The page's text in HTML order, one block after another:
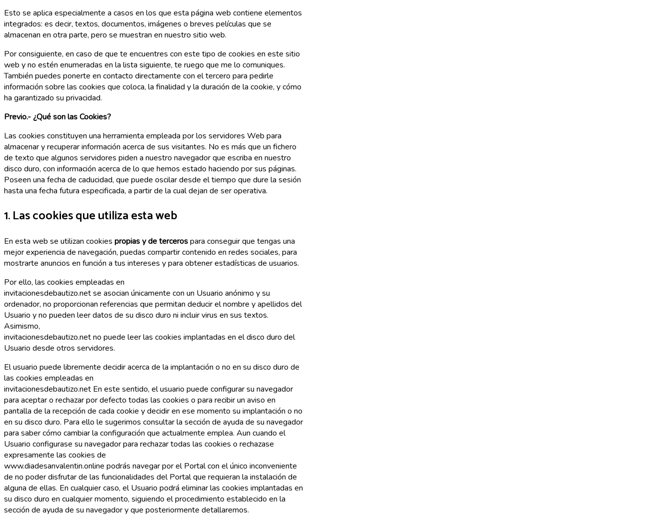
Esto se aplica especialmente a casos en los que esta página web contiene elementos
integrados: es decir, textos, documentos, imágenes o breves películas que se
almacenan en otra parte, pero se muestran en nuestro sitio web.
Por consiguiente, en caso de que te encuentres con este tipo de cookies en este sitio
web y no estén enumeradas en la lista siguiente, te ruego que me lo comuniques.
También puedes ponerte en contacto directamente con el tercero para pedirle
información sobre las cookies que coloca, la finalidad y la duración de la cookie, y cómo
ha garantizado su privacidad.
Previo.- ¿Qué son las Cookies?
Las cookies constituyen una herramienta empleada por los servidores Web para
almacenar y recuperar información acerca de sus visitantes. No es más que un fichero
de texto que algunos servidores piden a nuestro navegador que escriba en nuestro
disco duro, con información acerca de lo que hemos estado haciendo por sus páginas.
Poseen una fecha de caducidad, que puede oscilar desde el tiempo que dure la sesión
hasta una fecha futura especificada, a partir de la cual dejan de ser operativa.
1. Las cookies que utiliza esta web
En esta web se utilizan cookies propias y de tercerospara conseguir que tengas una
mejor experiencia de navegación, puedas compartir contenido en redes sociales, para
mostrarte anuncios en función a tus intereses y para obtener estadísticas de usuarios.
Por ello, las cookies empleadas en
invitacionesdebautizo.net se asocian únicamente con un Usuario anónimo y su
ordenador, no proporcionan referencias que permitan deducir el nombre y apellidos del
Usuario y no pueden leer datos de su disco duro ni incluir virus en sus textos.
Asimismo,
invitacionesdebautizo.net no puede leer las cookies implantadas en el disco duro del
Usuario desde otros servidores.
El usuario puede libremente decidir acerca de la implantación o no en su disco duro de
las cookies empleadas en
invitacionesdebautizo.net En este sentido, el usuario puede configurar su navegador
para aceptar o rechazar por defecto todas las cookies o para recibir un aviso en
pantalla de la recepción de cada cookie y decidir en ese momento su implantación o no
en su disco duro. Para ello le sugerimos consultar la sección de ayuda de su navegador
para saber cómo cambiar la configuración que actualmente emplea. Aun cuando el
Usuario configurase su navegador para rechazar todas las cookies o rechazase
expresamente las cookies de
www.diadesanvalentin.online podrás navegar por el Portal con el único inconveniente
de no poder disfrutar de las funcionalidades del Portal que requieran la instalación de
alguna de ellas. En cualquier caso, el Usuario podrá eliminar las cookies implantadas en
su disco duro en cualquier momento, siguiendo el procedimiento establecido en la
sección de ayuda de su navegador y que posteriormente detallaremos.